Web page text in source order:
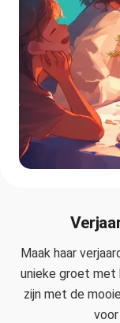
Maak haar
unieke groet met
zijn met de